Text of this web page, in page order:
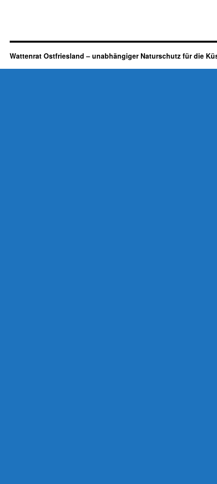
Wattenrat Ostfriesland – unabhängiger Naturschutz für die